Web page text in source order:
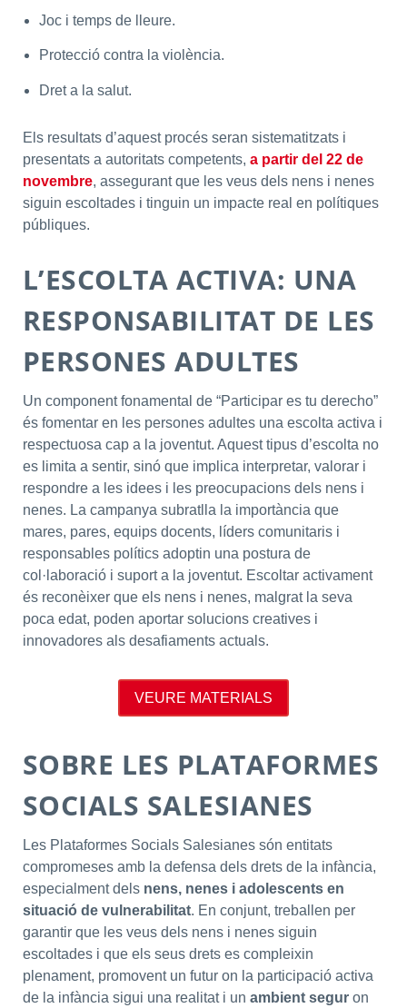
Joc i temps de lleure.
Protecció contra la violència.
Dret a la salut.
Els resultats d’aquest procés seran sistematitzats i
presentats a autoritats competents, a partir del 22 de
novembre, assegurant que les veus dels nens i nenes
siguin escoltades i tinguin un impacte real en polítiques
públiques.
L’ESCOLTA ACTIVA: UNA
RESPONSABILITAT DE LES
PERSONES ADULTES
Un component fonamental de “Participar es tu derecho”
és fomentar en les persones adultes una escolta activa i
respectuosa cap a la joventut. Aquest tipus d’escolta no
es limita a sentir, sinó que implica interpretar, valorar i
respondre a les idees i les preocupacions dels nens i
nenes. La campanya subratlla la importància que
mares, pares, equips docents, líders comunitaris i
responsables polítics adoptin una postura de
col·laboració i suport a la joventut. Escoltar activament
és reconèixer que els nens i nenes, malgrat la seva
poca edat, poden aportar solucions creatives i
innovadores als desafiaments actuals.
VEURE MATERIALS
SOBRE LES PLATAFORMES
SOCIALS SALESIANES
Les Plataformes Socials Salesianes són entitats
compromeses amb la defensa dels drets de la infància,
especialment dels nens, nenes i adolescents en
situació de vulnerabilitat. En conjunt, treballen per
garantir que les veus dels nens i nenes siguin
escoltades i que els seus drets es compleixin
plenament, promovent un futur on la participació activa
de la infància sigui una realitat i un ambient seguron